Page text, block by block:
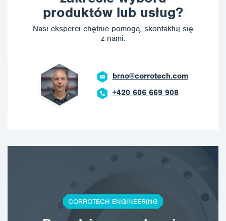
produktów lub usług?
Nasi eksperci chętnie pomogą, skontaktuj się
z nami.
brno@corrotech.com
+420 606 669 908
CORROTECH ENGINEERING